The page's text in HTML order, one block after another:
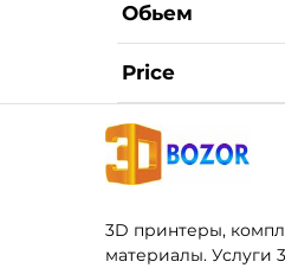
Обьем
Price
3D принтеры,
материалы. Услуги